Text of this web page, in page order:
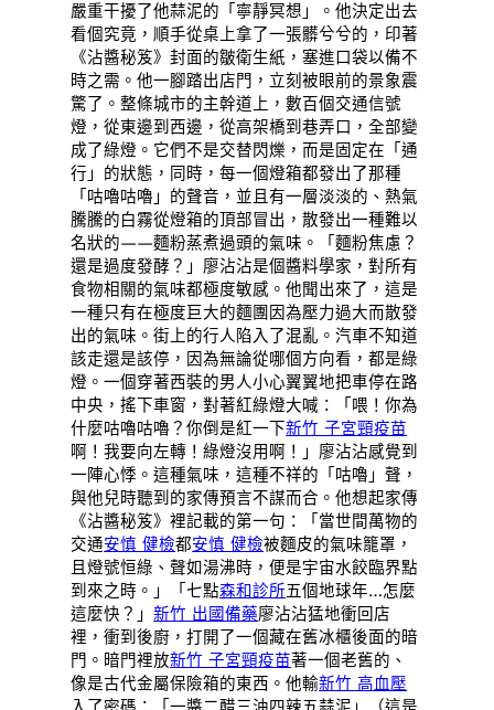
嚴重干擾了他蒜泥的「寧靜冥想」。他決定出去
看個究竟，順手從桌上拿了一張髒兮兮的，印著
《沾醬秘笈》封面的皺衛生紙，塞進口袋以備不
時之需。他一腳踏出店門，立刻被眼前的景象震
驚了。整條城市的主幹道上，數百個交通信號
燈，從東邊到西邊，從高架橋到巷弄口，全部變
成了綠燈。它們不是交替閃爍，而是固定在「通
行」的狀態，同時，每一個燈箱都發出了那種
「咕嚕咕嚕」的聲音，並且有一層淡淡的、熱氣
騰騰的白霧從燈箱的頂部冒出，散發出一種難以
名狀的——麵粉蒸煮過頭的氣味。「麵粉焦慮？
還是過度發酵？」廖沾沾是個醬料學家，對所有
食物相關的氣味都極度敏感。他聞出來了，這是
一種只有在極度巨大的麵團因為壓力過大而散發
出的氣味。街上的行人陷入了混亂。汽車不知道
該走還是該停，因為無論從哪個方向看，都是綠
燈。一個穿著西裝的男人小心翼翼地把車停在路
中央，搖下車窗，對著紅綠燈大喊：「喂！你為
什麼咕嚕咕嚕？你倒是紅一下新竹 子宮頸疫苗
啊！我要向左轉！綠燈沒用啊！」廖沾沾感覺到
一陣心悸。這種氣味，這種不祥的「咕嚕」聲，
與他兒時聽到的家傳預言不謀而合。他想起家傳
《沾醬秘笈》裡記載的第一句：「當世間萬物的
交通安慎 健檢都安慎 健檢被麵皮的氣味籠罩，
且燈號恒綠、聲如湯沸時，便是宇宙水餃臨界點
到來之時。」「七點森和診所五個地球年…怎麼
這麼快？」新竹 出國備藥廖沾沾猛地衝回店
裡，衝到後廚，打開了一個藏在舊冰櫃後面的暗
門。暗門裡放新竹 子宮頸疫苗著一個老舊的、
像是古代金屬保險箱的東西。他輸新竹 高血壓